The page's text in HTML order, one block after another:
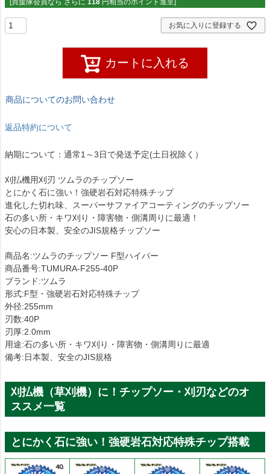
[買援隊会員なら さらに 118 円相当のポイント進呈]
お気に入りに登録する
カートに入れる
商品についてのお問い合わせ
返品特約について
納期について：通常1～3日で発送予定(土日祝除く）
刈払機用刈刃 ツムラのチップソー
とにかく石に強い！強硬岩石対応特殊チップ
進化した切れ味、スーパーサファイアコーティングのチップソー
石の多い所・キワ刈り・障害物・側溝周りに最適！
安心の日本製、安全のJIS規格チップソー
商品名:ツムラのチップソー F型ハイパー
商品番号:TUMURA-F255-40P
ブランド:ツムラ
形式:F型・強硬岩石対応特殊チップ
外径:255mm
刃数:40P
刃厚:2.0mm
用途:石の多い所・キワ刈り・障害物・側溝周りに最適
備考:日本製、安全のJIS規格